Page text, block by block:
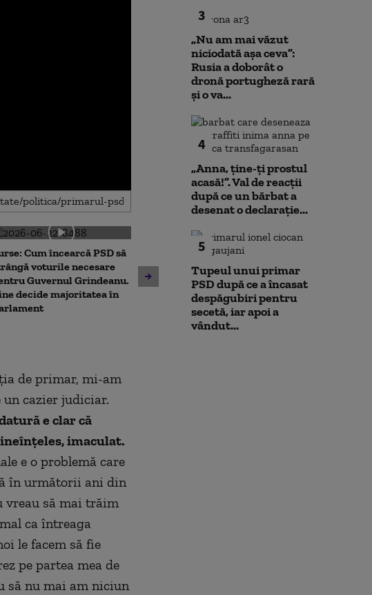
Cum încearcă PSD să
voturile necesare
Guvernul Grindeanu.
decide majoritatea în
Dominic Fritz acuză PSD,
după respingerea legii
integrității, de „un joc
extrem de cinic”
Fritz, după
de primar, mi-am
cazier judiciar.
e clar că
imaculat.
e o problemă care
în următorii ani din
vreau să mai trăim
ca întreaga
le facem să fie
pe partea mea de
să nu mai am niciun
3
„Nu am mai văzut
niciodată așa ceva”:
Rusia a doborât o
dronă portugheză rară
și o va...
4
„Anna, ţine-ţi prostul
acasă!”. Val de reacții
după ce un bărbat a
desenat o declarație...
5
Tupeul unui primar
PSD după ce a încasat
despăgubiri pentru
secetă, iar apoi a
vândut...